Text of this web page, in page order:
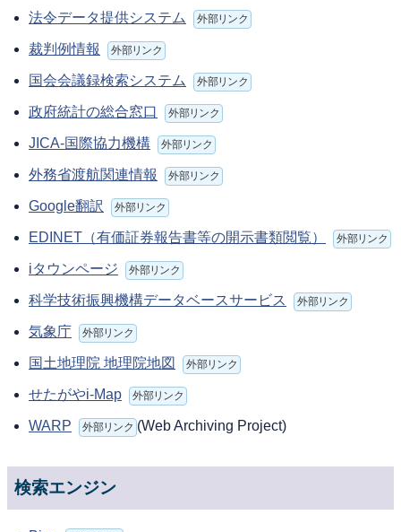
法令データ提供システム 外部リンク
裁判例情報 外部リンク
国会会議録検索システム 外部リンク
政府統計の総合窓口 外部リンク
JICA-国際協力機構 外部リンク
外務省渡航関連情報 外部リンク
Google翻訳 外部リンク
EDINET（有価証券報告書等の開示書類閲覧） 外部リンク
iタウンページ 外部リンク
科学技術振興機構データベースサービス 外部リンク
気象庁 外部リンク
国土地理院 地理院地図 外部リンク
せたがやi-Map 外部リンク
WARP 外部リンク (Web Archiving Project)
検索エンジン